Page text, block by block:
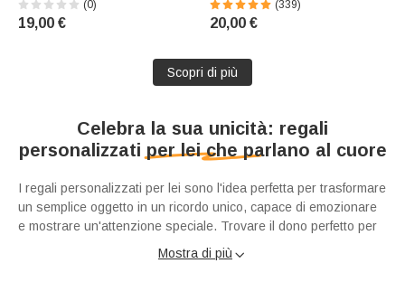
minimalisti: regalo di
compleanno, anniversario o
(0)
19,00 €
in silicone, da 475 ml - Regalo
del rientro a scuola per
(339)
20,00 €
Scopri di più
Celebra la sua unicità: regali
personalizzati per lei che parlano al cuore
I regali personalizzati per lei sono l'idea perfetta per trasformare
un semplice oggetto in un ricordo unico, capace di emozionare
e mostrare un'attenzione speciale. Trovare il dono perfetto per
le donne importanti della nostra vita può essere una sfida, ma
nulla comunica "ti conosco e ti apprezzo" come un oggetto
Mostra di più 